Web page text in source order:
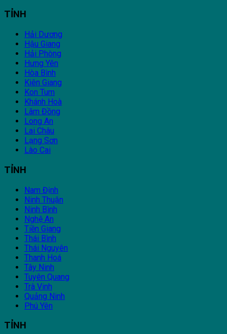
TỈNH
Hải Dương
Hậu Giang
Hải Phòng
Hưng Yên
Hòa Bình
Kiên Giang
Kon Tum
Khánh Hoà
Lâm Đồng
Long An
Lai Châu
Lạng Sơn
Lào Cai
TỈNH
Nam Định
Ninh Thuận
Ninh Bình
Nghệ An
Tiền Giang
Thái Bình
Thái Nguyên
Thanh Hoá
Tây Ninh
Tuyên Quang
Trà Vinh
Quảng Ninh
Phú Yên
TỈNH